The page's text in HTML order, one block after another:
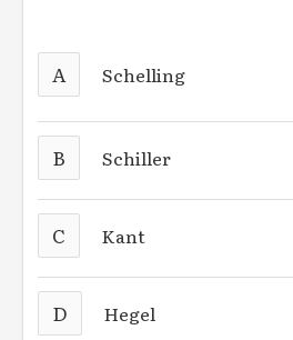
A Schelling
B Schiller
C Kant
D Hegel